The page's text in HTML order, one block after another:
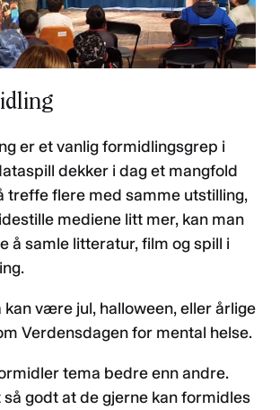
er et vanlig formidlingsgrep i
dekker i dag et mangfold
treffe flere med samme utstilling,
mediene litt mer, kan man
å samle litteratur, film og spill i
være jul, halloween, eller årlige
Verdensdagen for mental helse.
tema bedre enn andre.
godt at de gjerne kan formidles